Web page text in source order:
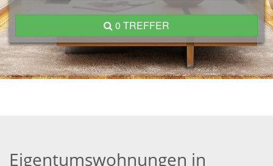
0 TREFFER
Eigentumswohnungen in